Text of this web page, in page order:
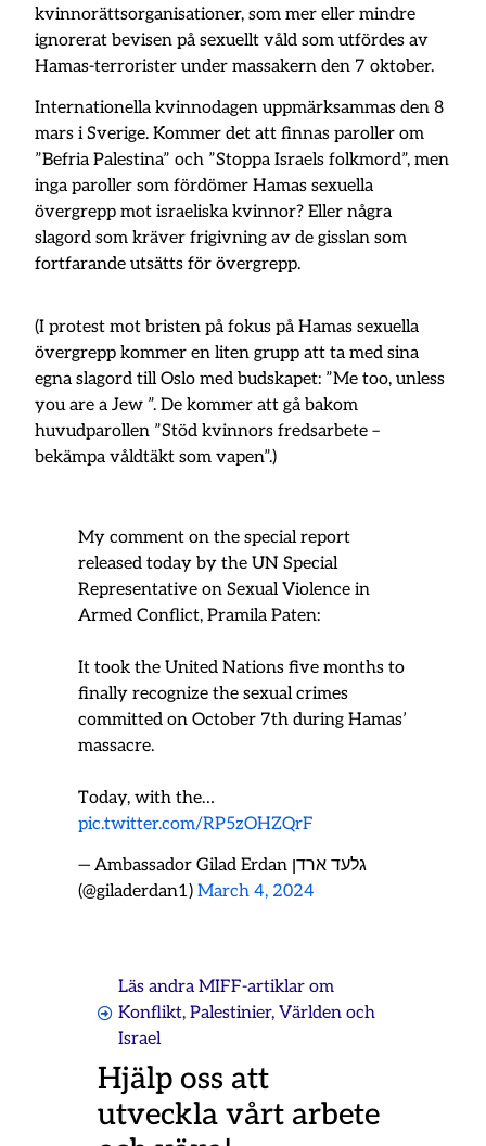
kvinnorättsorganisationer, som mer eller mindre
ignorerat bevisen på sexuellt våld som utfördes av
Hamas-terrorister under massakern den 7 oktober.
Internationella kvinnodagen uppmärksammas den 8
mars i Sverige. Kommer det att finnas paroller om
”Befria Palestina” och ”Stoppa Israels folkmord”, men
inga paroller som fördömer Hamas sexuella
övergrepp mot israeliska kvinnor? Eller några
slagord som kräver frigivning av de gisslan som
fortfarande utsätts för övergrepp.
(I protest mot bristen på fokus på Hamas sexuella
övergrepp kommer en liten grupp att ta med sina
egna slagord till Oslo med budskapet: ”Me too, unless
you are a Jew ”. De kommer att gå bakom
huvudparollen ”Stöd kvinnors fredsarbete –
bekämpa våldtäkt som vapen”.)
My comment on the special report
released today by the UN Special
Representative on Sexual Violence in
Armed Conflict, Pramila Paten:
It took the United Nations five months to
finally recognize the sexual crimes
committed on October 7th during Hamas’
massacre.
Today, with the…
pic.twitter.com/RP5zOHZQrF
— Ambassador Gilad Erdan גלעד ארדן
(@giladerdan1)March 4, 2024
Läs andra MIFF-artiklar om
Konflikt, Palestinier, Världen och
Israel
Hjälp oss att
utveckla vårt arbete